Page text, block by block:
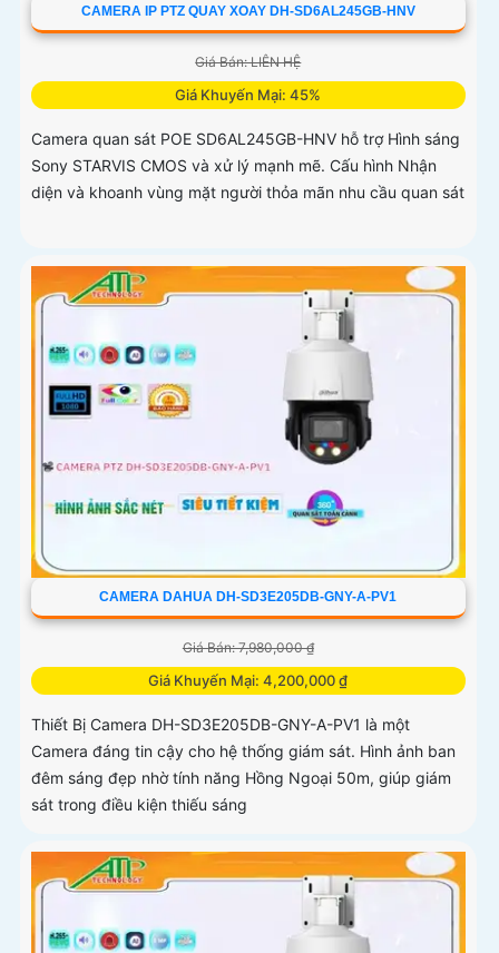
CAMERA IP PTZ QUAY XOAY DH-SD6AL245GB-HNV
Giá Bán: LIÊN HỆ
Giá Khuyến Mại: 45%
Camera quan sát POE SD6AL245GB-HNV hỗ trợ Hình sáng
Sony STARVIS CMOS và xử lý mạnh mẽ. Cấu hình Nhận
diện và khoanh vùng mặt người thỏa mãn nhu cầu quan sát
CAMERA DAHUA DH-SD3E205DB-GNY-A-PV1
Giá Bán: 7,980,000 ₫
Giá Khuyến Mại: 4,200,000 ₫
Thiết Bị Camera DH-SD3E205DB-GNY-A-PV1 là một
Camera đáng tin cậy cho hệ thống giám sát. Hình ảnh ban
đêm sáng đẹp nhờ tính năng Hồng Ngoại 50m, giúp giám
sát trong điều kiện thiếu sáng